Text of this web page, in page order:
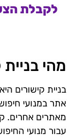
לקבלת
מהי
בניית קישורים
אתר במנועי
מאתרים אחרים.
עבור מנועי